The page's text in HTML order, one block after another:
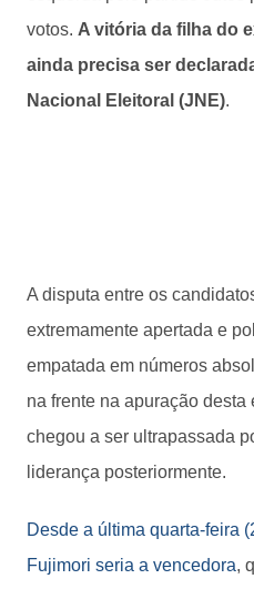
votos. A vitória da filha do
ainda precisa ser
Nacional Eleitoral (JNE).
A disputa entre os
extremamente apertada e
empatada em números
na frente na apuração
chegou a ser ultrapassada
liderança posteriormente.
Desde a última quarta-feira
Fujimori seria a vencedora,